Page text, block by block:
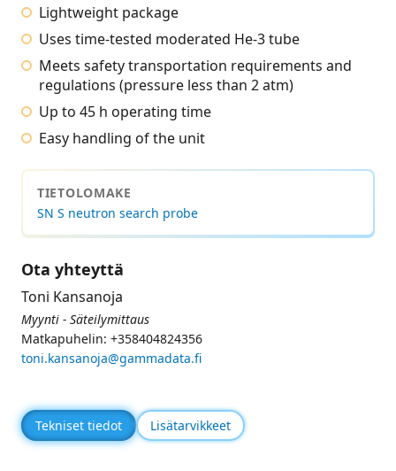
Lightweight package
Uses time-tested moderated He-3 tube
Meets safety transportation requirements and
regulations (pressure less than 2 atm)
Up to 45 h operating time
Easy handling of the unit
TIETOLOMAKE
SN S neutron search probe
Ota yhteyttä
Toni Kansanoja
Myynti - Säteilymittaus
Matkapuhelin: +358404824356
toni.kansanoja@gammadata.fi
Tekniset tiedot Lisätarvikkeet